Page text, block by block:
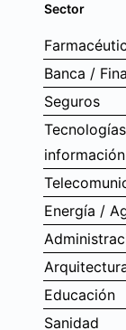
Sector
Banca /
Seguros
información
Energía /
Educación
Sanidad